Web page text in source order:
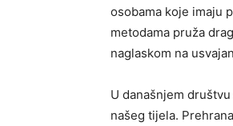
osobama koje imaju
metodama pruža
naglaskom na
U današnjem
našeg tijela.